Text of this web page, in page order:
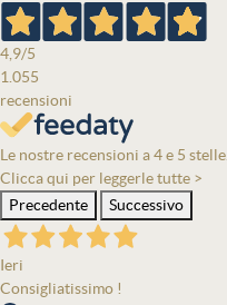
4,9/5
1.055
recensioni
Le nostre recensioni a 4 e 5 stelle.
Clicca qui per leggerle tutte >
Precedente
Successivo
Ieri
Consigliatissimo !